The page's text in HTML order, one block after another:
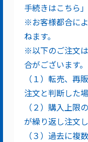
手続きはこちら
※お客様都合に
ねます。
※以下のご注文
合がございます。
（１）転売、再
注文と判断した
（２）購入上限
が繰り返し注文
（３）過去に複